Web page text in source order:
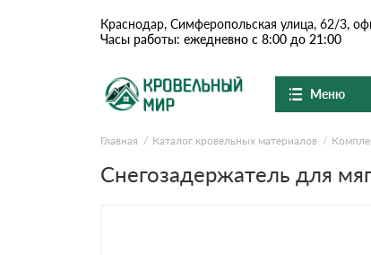
Краснодар, Симферопольская улица, 62/3,
Часы работы: ежедневно с 8:00 до 21:00
Меню
О компании
Вопросы-ответы
Ондулин и шифер
Главная Каталог кровельных материалов
Снегозадержатель для